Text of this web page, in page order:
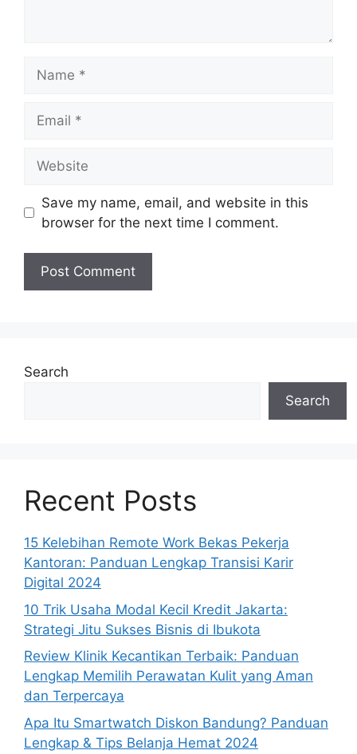
Save my name, email, and website in this
browser for the next time I comment.
Search
Search
Recent Posts
15 Kelebihan Remote Work Bekas Pekerja
Kantoran: Panduan Lengkap Transisi Karir
Digital 2024
10 Trik Usaha Modal Kecil Kredit Jakarta:
Strategi Jitu Sukses Bisnis di Ibukota
Review Klinik Kecantikan Terbaik: Panduan
Lengkap Memilih Perawatan Kulit yang Aman
dan Terpercaya
Apa Itu Smartwatch Diskon Bandung? Panduan
Lengkap & Tips Belanja Hemat 2024